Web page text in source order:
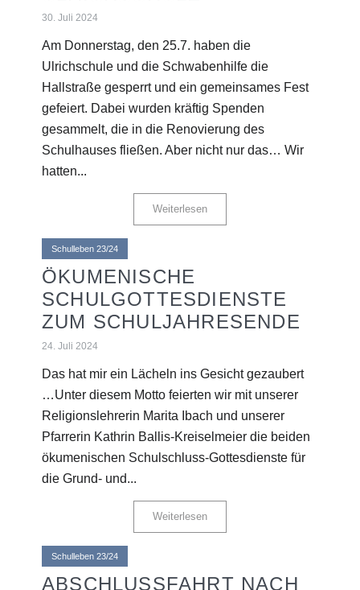
30. Juli 2024
Am Donnerstag, den 25.7. haben die
Ulrichschule und die Schwabenhilfe die
Hallstraße gesperrt und ein gemeinsames Fest
gefeiert. Dabei wurden kräftig Spenden
gesammelt, die in die Renovierung des
Schulhauses fließen. Aber nicht nur das… Wir
hatten...
Weiterlesen
Schulleben 23/24
ÖKUMENISCHE
SCHULGOTTESDIENSTE
ZUM SCHULJAHRESENDE
24. Juli 2024
Das hat mir ein Lächeln ins Gesicht gezaubert
…Unter diesem Motto feierten wir mit unserer
Religionslehrerin Marita Ibach und unserer
Pfarrerin Kathrin Ballis-Kreiselmeier die beiden
ökumenischen Schulschluss-Gottesdienste für
die Grund- und...
Weiterlesen
Schulleben 23/24
ABSCHLUSSFAHRT NACH